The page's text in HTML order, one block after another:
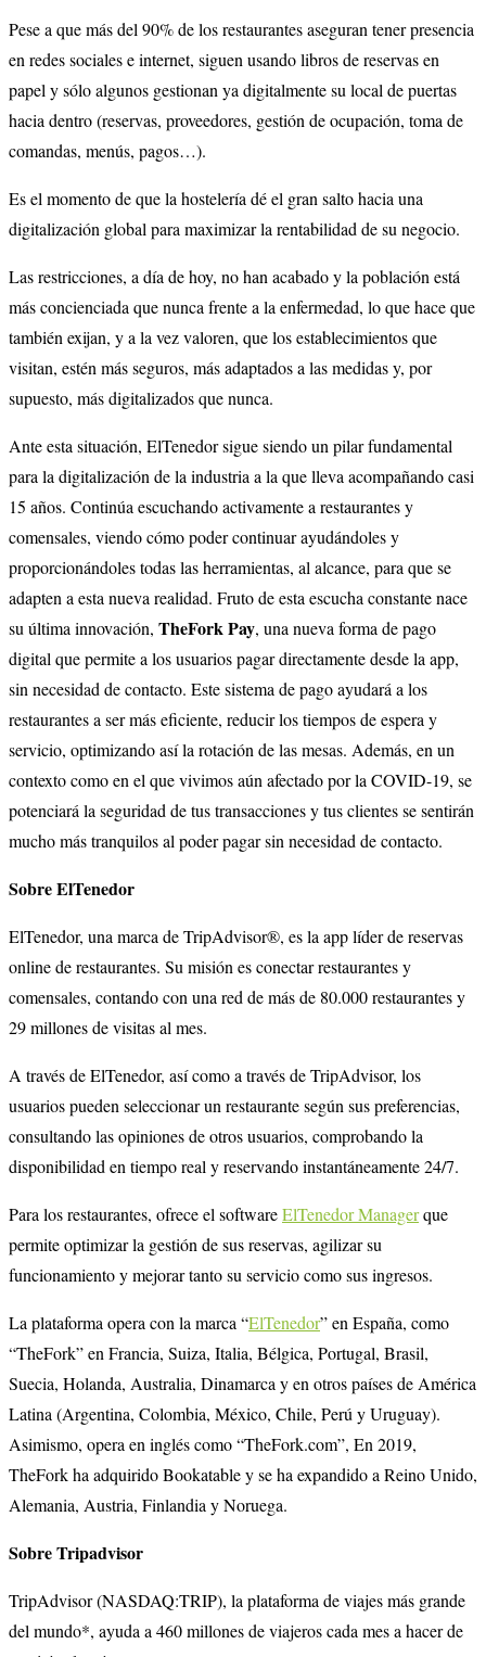
Pese a que más del 90% de los restaurantes aseguran tener presencia
en redes sociales e internet, siguen usando libros de reservas en
papel y sólo algunos gestionan ya digitalmente su local de puertas
hacia dentro (reservas, proveedores, gestión de ocupación, toma de
comandas, menús, pagos…).
Es el momento de que la hostelería dé el gran salto hacia una
digitalización global para maximizar la rentabilidad de su negocio.
Las restricciones, a día de hoy, no han acabado y la población está
más concienciada que nunca frente a la enfermedad, lo que hace que
también exijan, y a la vez valoren, que los establecimientos que
visitan, estén más seguros, más adaptados a las medidas y, por
supuesto, más digitalizados que nunca.
Ante esta situación, ElTenedor sigue siendo un pilar fundamental
para la digitalización de la industria a la que lleva acompañando casi
15 años. Continúa escuchando activamente a restaurantes y
comensales, viendo cómo poder continuar ayudándoles y
proporcionándoles todas las herramientas, al alcance, para que se
adapten a esta nueva realidad. Fruto de esta escucha constante nace
su última innovación, TheFork Pay, una nueva forma de pago
digital que permite a los usuarios pagar directamente desde la app,
sin necesidad de contacto. Este sistema de pago ayudará a los
restaurantes a ser más eficiente, reducir los tiempos de espera y
servicio, optimizando así la rotación de las mesas. Además, en un
contexto como en el que vivimos aún afectado por la COVID-19, se
potenciará la seguridad de tus transacciones y tus clientes se sentirán
mucho más tranquilos al poder pagar sin necesidad de contacto.
Sobre ElTenedor
ElTenedor, una marca de TripAdvisor®, es la app líder de reservas
online de restaurantes. Su misión es conectar restaurantes y
comensales, contando con una red de más de 80.000 restaurantes y
29 millones de visitas al mes.
A través de ElTenedor, así como a través de TripAdvisor, los
usuarios pueden seleccionar un restaurante según sus preferencias,
consultando las opiniones de otros usuarios, comprobando la
disponibilidad en tiempo real y reservando instantáneamente 24/7.
Para los restaurantes, ofrece el softwareElTenedor Managerque
permite optimizar la gestión de sus reservas, agilizar su
funcionamiento y mejorar tanto su servicio como sus ingresos.
La plataforma opera con la marca “ElTenedor” en España, como
“TheFork” en Francia, Suiza, Italia, Bélgica, Portugal, Brasil,
Suecia, Holanda, Australia, Dinamarca y en otros países de América
Latina (Argentina, Colombia, México, Chile, Perú y Uruguay).
Asimismo, opera en inglés como “TheFork.com”, En 2019,
TheFork ha adquirido Bookatable y se ha expandido a Reino Unido,
Alemania, Austria, Finlandia y Noruega.
Sobre Tripadvisor
TripAdvisor (NASDAQ:TRIP), la plataforma de viajes más grande
del mundo*, ayuda a 460 millones de viajeros cada mes a hacer de